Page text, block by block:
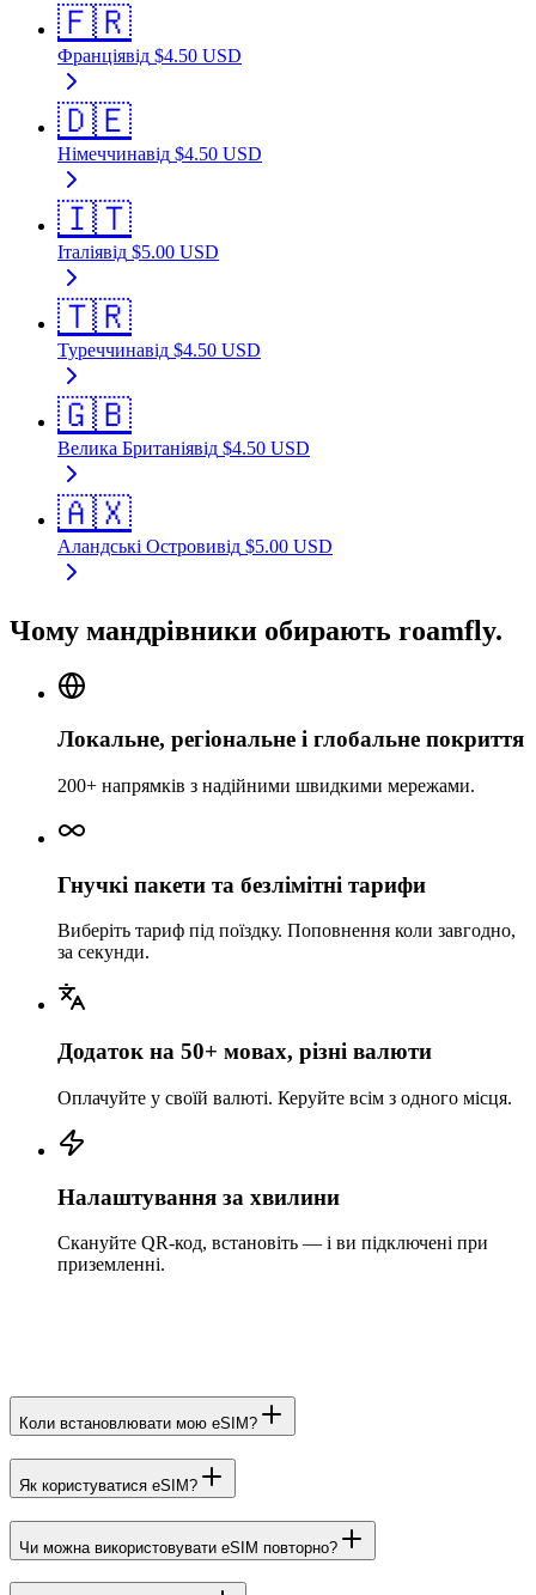
🇫🇷
Франціявід $4.50 USD
🇩🇪
Німеччинавід $4.50 USD
🇮🇹
Італіявід $5.00 USD
🇹🇷
Туреччинавід $4.50 USD
🇬🇧
Велика Британіявід $4.50 USD
🇦🇽
Аландські Островивід $5.00 USD
Чому мандрівники обирають roamfly.
Локальне, регіональне і глобальне покриття
200+ напрямків з надійними швидкими мережами.
Гнучкі пакети та безлімітні тарифи
Виберіть тариф під поїздку. Поповнення коли завгодно,
за секунди.
Додаток на 50+ мовах, різні валюти
Оплачуйте у своїй валюті. Керуйте всім з одного місця.
Налаштування за хвилини
Скануйте QR-код, встановіть — і ви підключені при
приземленні.
Коли встановлювати мою eSIM?
Як користуватися eSIM?
Чи можна використовувати eSIM повторно?